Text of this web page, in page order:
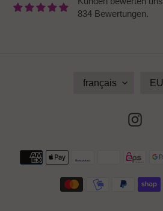
834 Bewertungen.
français
I
S
de